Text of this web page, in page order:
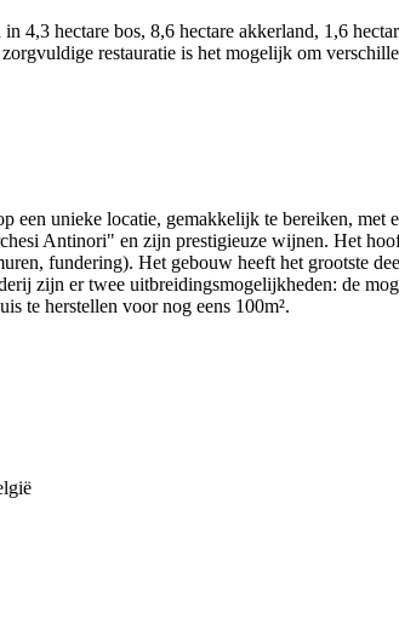
4,3 hectare bos, 8,6 hectare akkerland, 1,6
restauratie is het mogelijk om
een unieke locatie, gemakkelijk te bereiken,
Antinori" en zijn prestigieuze wijnen. Het
fundering). Het gebouw heeft het grootste
zijn er twee uitbreidingsmogelijkheden: de
te herstellen voor nog eens 100m².